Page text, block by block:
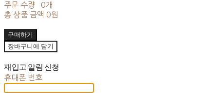
주문 수량
0개
총 상품 금액 0원
구매하기
장바구니에 담기
재입고 알림 신청
휴대폰 번호